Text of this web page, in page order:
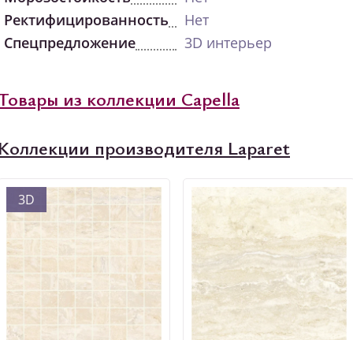
Ректифицированность
Нет
Спецпредложение
3D интерьер
Товары из коллекции Capella
производителя Laparet
3D